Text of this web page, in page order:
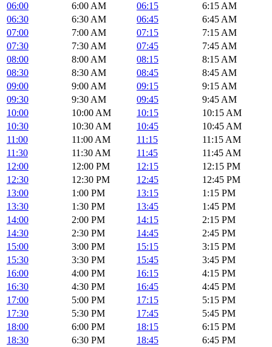
06:00
6:00 AM 06:15
6:15 AM
06:30
6:30 AM 06:45
6:45 AM
07:00
7:00 AM 07:15
7:15 AM
07:30
7:30 AM 07:45
7:45 AM
08:00
8:00 AM 08:15
8:15 AM
08:30
8:30 AM 08:45
8:45 AM
09:00
9:00 AM 09:15
9:15 AM
09:30
9:30 AM 09:45
9:45 AM
10:00
10:00 AM 10:15
10:15 AM
10:30
10:30 AM 10:45
10:45 AM
11:00
11:00 AM 11:15
11:15 AM
11:30
11:30 AM 11:45
11:45 AM
12:00
12:00 PM 12:15
12:15 PM
12:30
12:30 PM 12:45
12:45 PM
13:00
1:00 PM 13:15
1:15 PM
13:30
1:30 PM 13:45
1:45 PM
14:00
2:00 PM 14:15
2:15 PM
14:30
2:30 PM 14:45
2:45 PM
15:00
3:00 PM 15:15
3:15 PM
15:30
3:30 PM 15:45
3:45 PM
16:00
4:00 PM 16:15
4:15 PM
16:30
4:30 PM 16:45
4:45 PM
17:00
5:00 PM 17:15
5:15 PM
17:30
5:30 PM 17:45
5:45 PM
18:00
6:00 PM 18:15
6:15 PM
18:30
6:30 PM 18:45
6:45 PM